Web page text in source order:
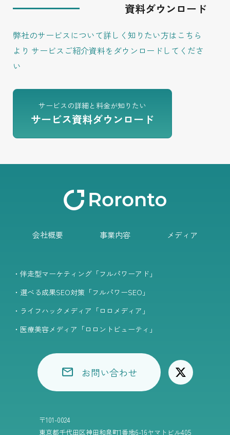
資料ダウンロード
弊社のサービスについて詳しく知りたい方はこちら
より サービスご紹介資料をダウンロードしてくださ
い
サービスの詳細と料金が知りたい
サービス資料ダウンロード
お問い合わせ
〒101-0024
東京都千代田区神田和泉町1番地6-16ヤマトビル405
会社概要 事業内容 メディア
・伴走型マーケティング「フルパワーアド」
・選べる成果SEO対策「フルパワーSEO」
・ライフハックメディア「ロロメディア」
・医療美容メディア「ロロントビューティ」